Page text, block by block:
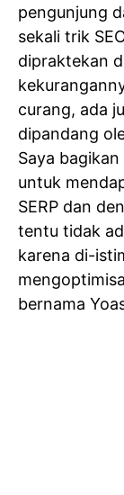
pengunjung
sekali trik
dipraktekan
curang, ada
dipandang
Saya
untuk
SERP dan
tentu tidak
karena di-
bernama